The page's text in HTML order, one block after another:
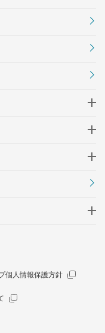
個人情報保護方針